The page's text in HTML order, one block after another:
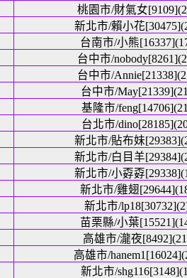
桃園市/財氣女
新北市/賴小花
台南市/小熊
台中市/
台中市/
台中市/
基隆市/
台北市/
新北市/貼布妹
新北市/白目羊
新北市/小孬孬
新北市/雞翅
新北市/
苗栗縣/小葉
高雄市/瀧夜
高雄市/
新北市/